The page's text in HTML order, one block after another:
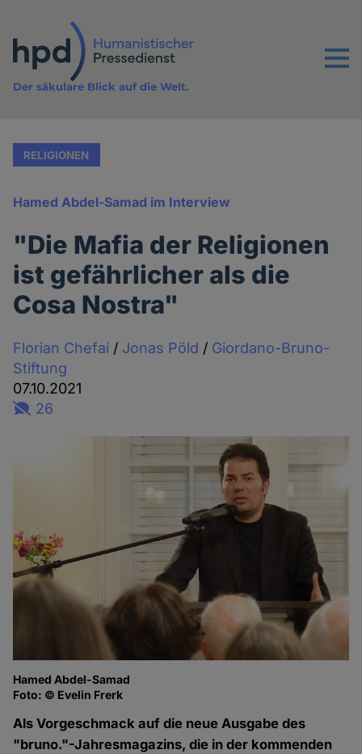
Inhalt
Menu
Der säkulare Blick auf die Welt.
RELIGIONEN
Hamed Abdel-Samad im Interview
"Die Mafia der Religionen
ist gefährlicher als die
Cosa Nostra"
Florian Chefai / Jonas Pöld / Giordano-Bruno-
Stiftung
07.10.2021
26
Hamed Abdel-Samad
Foto: © Evelin Frerk
Als Vorgeschmack auf die neue Ausgabe des
"bruno."-Jahresmagazins, die in der kommenden